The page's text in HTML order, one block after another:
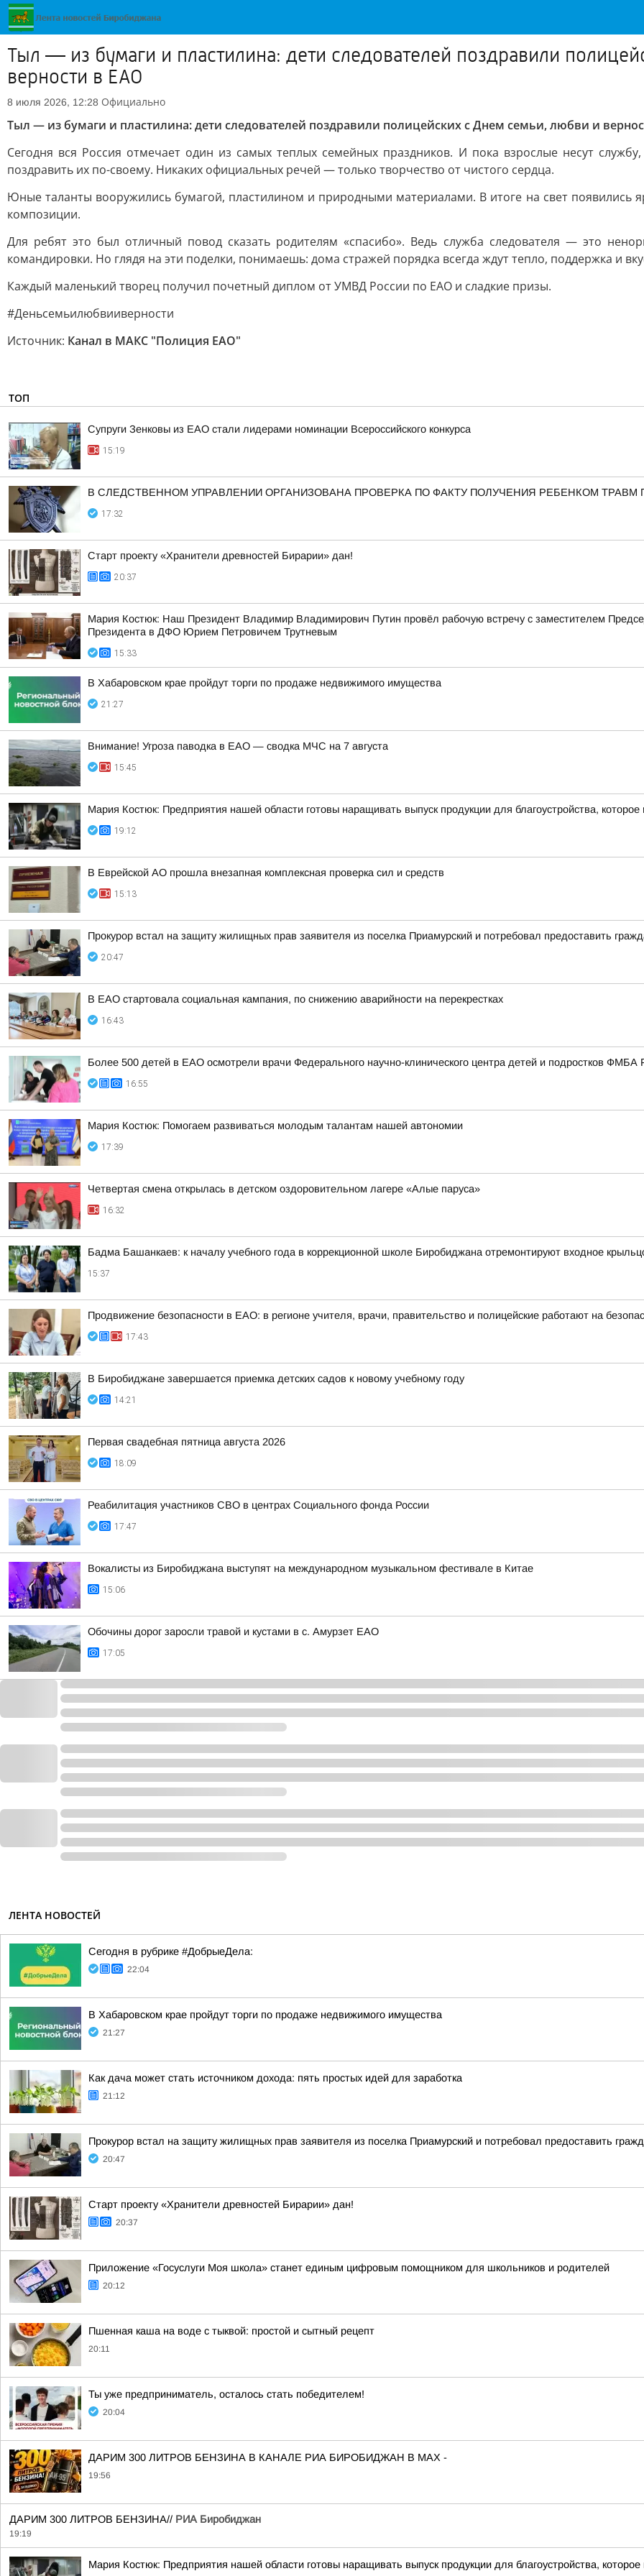
Тыл — из бумаги и пластилина: дети следователей поздравили
верности в ЕАО
8 июля 2026, 12:28 Официально
Тыл — из бумаги и пластилина: дети следователей поздравили полицейских с Днем семьи, любви и
Сегодня вся Россия отмечает один из самых теплых семейных праздников. И пока взрослые несут
поздравить их по-своему. Никаких официальных речей — только творчество от чистого сердца.
Юные таланты вооружились бумагой, пластилином и природными материалами. В итоге на свет появились
композиции.
Для ребят это был отличный повод сказать родителям «спасибо». Ведь служба следователя — это
командировки. Но глядя на эти поделки, понимаешь: дома стражей порядка всегда ждут тепло, поддержка и
Каждый маленький творец получил почетный диплом от УМВД России по ЕАО и сладкие призы.
#Деньсемьилюбвииверности
Источник: Канал в МАКС "Полиция ЕАО"
ТОП
Супруги Зенковы из ЕАО стали лидерами номинации Всероссийского конкурса
15:19
В СЛЕДСТВЕННОМ УПРАВЛЕНИИ ОРГАНИЗОВАНА ПРОВЕРКА ПО ФАКТУ ПОЛУЧЕНИЯ РЕБЕНКОМ ТРАВМ
17:32
Старт проекту «Хранители древностей Бирарии» дан!
20:37
Мария Костюк: Наш Президент Владимир Владимирович Путин провёл рабочую встречу с заместителем
Президента в ДФО Юрием Петровичем Трутневым
15:33
В Хабаровском крае пройдут торги по продаже недвижимого имущества
21:27
Внимание! Угроза паводка в ЕАО — сводка МЧС на 7 августа
15:45
Мария Костюк: Предприятия нашей области готовы наращивать выпуск продукции для благоустройства,
19:12
В Еврейской АО прошла внезапная комплексная проверка сил и средств
15:13
Прокурор встал на защиту жилищных прав заявителя из поселка Приамурский и потребовал предоставить
20:47
В ЕАО стартовала социальная кампания, по снижению аварийности на перекрестках
16:43
Более 500 детей в ЕАО осмотрели врачи Федерального научно-клинического центра детей и подростков ФМБА
16:55
Мария Костюк: Помогаем развиваться молодым талантам нашей автономии
17:39
Четвертая смена открылась в детском оздоровительном лагере «Алые паруса»
16:32
Бадма Башанкаев: к началу учебного года в коррекционной школе Биробиджана отремонтируют входное
15:37
Продвижение безопасности в ЕАО: в регионе учителя, врачи, правительство и полицейские работают на
17:43
В Биробиджане завершается приемка детских садов к новому учебному году
14:21
Первая свадебная пятница августа 2026
18:09
Реабилитация участников СВО в центрах Социального фонда России
17:47
Вокалисты из Биробиджана выступят на международном музыкальном фестивале в Китае
15:06
Обочины дорог заросли травой и кустами в с. Амурзет ЕАО
17:05
ЛЕНТА НОВОСТЕЙ
Сегодня в рубрике #ДобрыеДела:
22:04
В Хабаровском крае пройдут торги по продаже недвижимого имущества
21:27
Как дача может стать источником дохода: пять простых идей для заработка
21:12
Прокурор встал на защиту жилищных прав заявителя из поселка Приамурский и потребовал предоставить
20:47
Старт проекту «Хранители древностей Бирарии» дан!
20:37
Приложение «Госуслуги Моя школа» станет единым цифровым помощником для школьников и родителей
20:12
Пшенная каша на воде с тыквой: простой и сытный рецепт
20:11
Ты уже предприниматель, осталось стать победителем!
20:04
ДАРИМ 300 ЛИТРОВ БЕНЗИНА В КАНАЛЕ РИА БИРОБИДЖАН В МАХ -
19:56
ДАРИМ 300 ЛИТРОВ БЕНЗИНА// РИА Биробиджан
19:19
Мария Костюк: Предприятия нашей области готовы наращивать выпуск продукции для благоустройства,